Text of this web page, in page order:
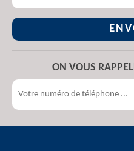
ON VOUS